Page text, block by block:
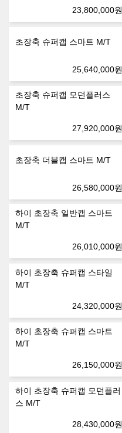
23,800,000원
초장축 슈퍼캡 스마트 M/T
25,640,000원
초장축 슈퍼캡 모던플러스
M/T
27,920,000원
초장축 더블캡 스마트 M/T
26,580,000원
하이 초장축 일반캡 스마트
M/T
26,010,000원
하이 초장축 슈퍼캡 스타일
M/T
24,320,000원
하이 초장축 슈퍼캡 스마트
M/T
26,150,000원
하이 초장축 슈퍼캡 모던플러
스 M/T
28,430,000원